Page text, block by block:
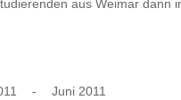
aus Weimar dann
- Juni 2011